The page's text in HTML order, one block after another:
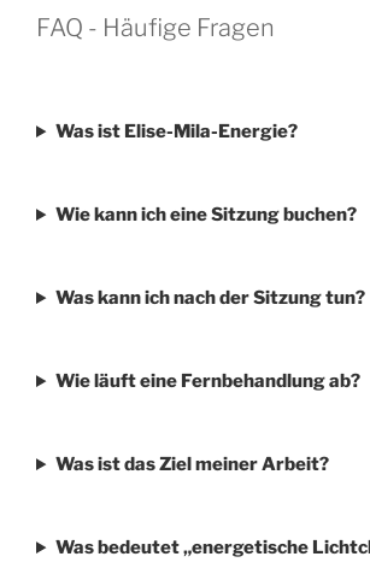
FAQ - Häufige Fragen
Was ist Elise-Mila-Energie?
Wie kann ich eine Sitzung buchen?
Was kann ich nach der Sitzung tun?
Wie läuft eine Fernbehandlung ab?
Was ist das Ziel meiner Arbeit?
Was bedeutet „energetische